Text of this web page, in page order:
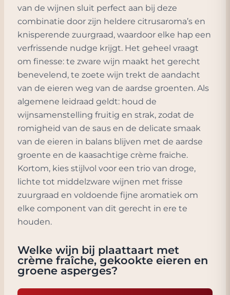
van de wijnen sluit perfect aan bij deze
combinatie door zijn heldere citrusaroma’s en
knisperende zuurgraad, waardoor elke hap een
verfrissende nudge krijgt. Het geheel vraagt
om finesse: te zware wijn maakt het gerecht
benevelend, te zoete wijn trekt de aandacht
van de eieren weg van de aardse groenten. Als
algemene leidraad geldt: houd de
wijnsamenstelling fruitig en strak, zodat de
romigheid van de saus en de delicate smaak
van de eieren in balans blijven met de aardse
groente en de kaasachtige crème fraiche.
Kortom, kies stijlvol voor een trio van droge,
lichte tot middelzware wijnen met frisse
zuurgraad en voldoende fijne aromatiek om
elke component van dit gerecht in ere te
houden.
Welke wijn bij plaattaart met
crème fraîche, gekookte eieren en
groene asperges?